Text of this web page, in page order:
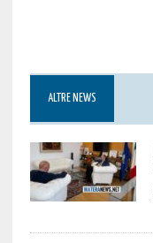
ALTRE NEWS